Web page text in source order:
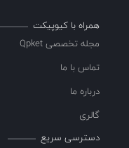
همراه با کیوپیکت
مجله تخصصی Qpket
تماس با ما
درباره ما
گالری
دسترسی سریع